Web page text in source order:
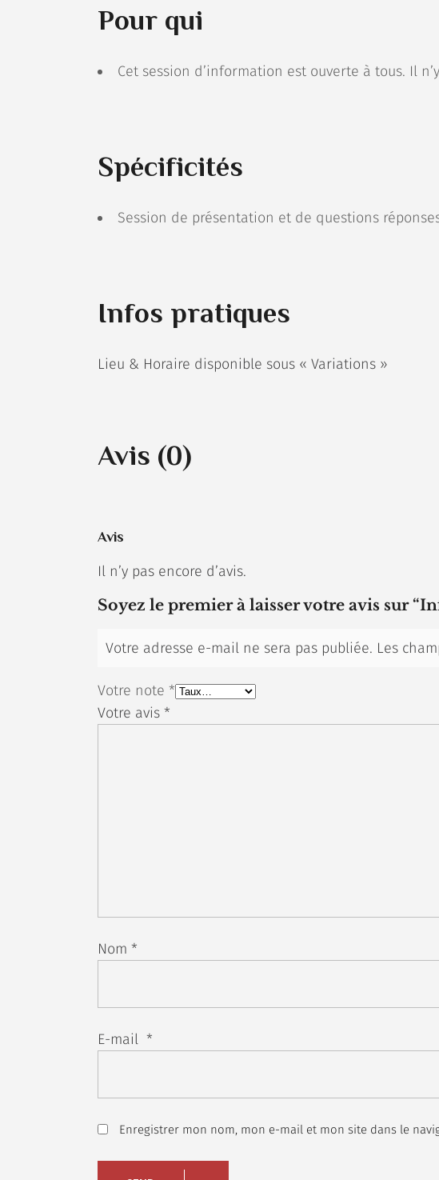
Pour qui
Cet session d’information est ouverte à tous. Il
Spécificités
Session de présentation et de questions
Infos pratiques
Lieu & Horaire disponible sous « Variations »
Avis (0)
Avis
Il n’y pas encore d’avis.
Soyez le premier à laisser votre avis sur
Votre adresse e-mail ne sera pas publiée. Les
Votre note *
Votre avis *
Nom *
E-mail *
Enregistrer mon nom, mon e-mail et mon site dans le